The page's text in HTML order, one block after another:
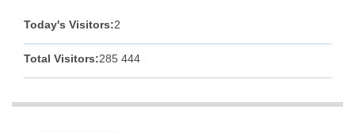
Today's Visitors:2
Total Visitors:285 444